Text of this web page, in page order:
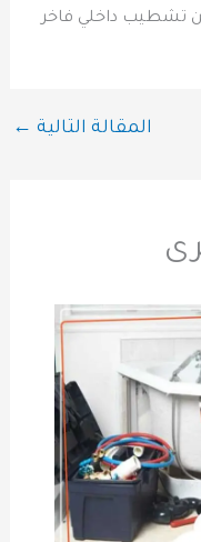
تشطيب داخلي فاخر
المقالة التالية ←